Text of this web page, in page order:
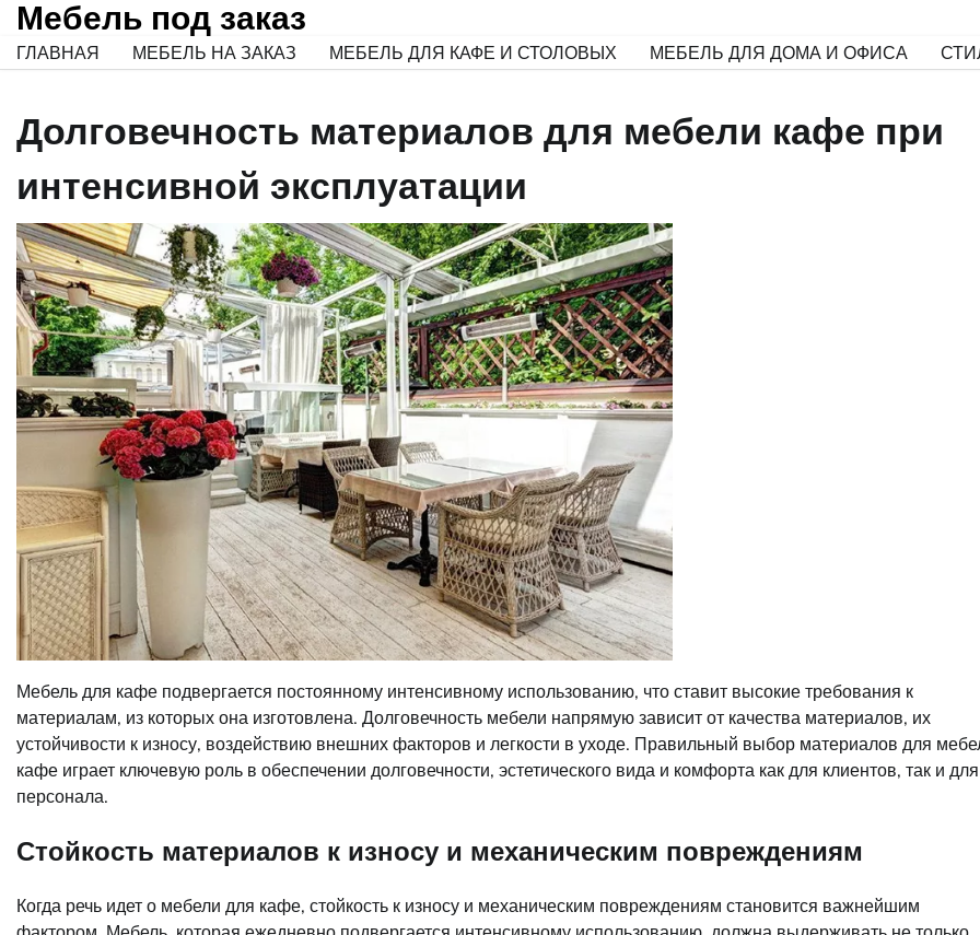
Skip
content
Мебель под заказ
ГЛАВНАЯ МЕБЕЛЬ НА ЗАКАЗ МЕБЕЛЬ ДЛЯ КАФЕ И СТОЛОВЫХ МЕБЕЛЬ ДЛЯ ДОМА И ОФИСА
Долговечность материалов для мебели кафе при
интенсивной эксплуатации
Мебель для кафе подвергается постоянному интенсивному использованию, что ставит высокие требования к
материалам, из которых она изготовлена. Долговечность мебели напрямую зависит от качества материалов, их
устойчивости к износу, воздействию внешних факторов и легкости в уходе. Правильный выбор материалов для
кафе играет ключевую роль в обеспечении долговечности, эстетического вида и комфорта как для клиентов, так и для
персонала.
Стойкость материалов к износу и механическим повреждениям
Когда речь идет о мебели для кафе, стойкость к износу и механическим повреждениям становится важнейшим